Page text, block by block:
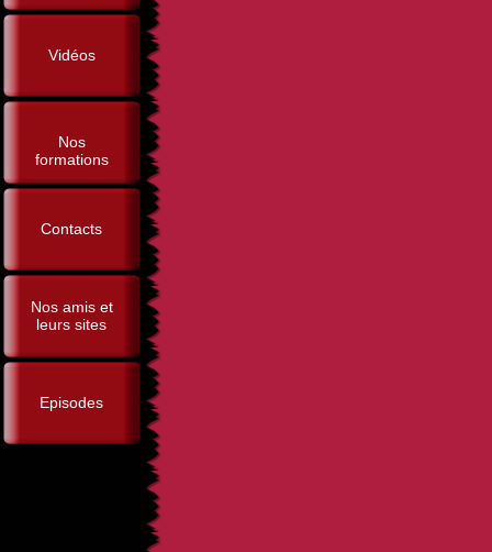
Vidéos
Nos
formations
Contacts
Nos amis et
leurs sites
Episodes